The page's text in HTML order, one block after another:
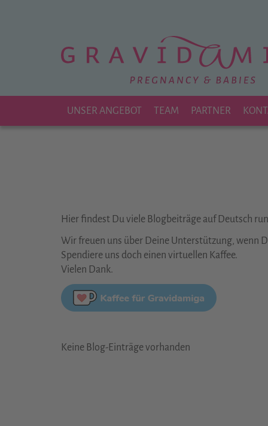
UNSER ANGEBOT TEAM PARTNER
Hier findest Du viele Blogbeiträge auf Deutsch
Wir freuen uns über Deine Unterstützung, wenn
Spendiere uns doch einen virtuellen Kaffee.
Vielen Dank.
Keine Blog-Einträge vorhanden